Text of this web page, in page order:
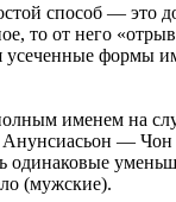
способ — это
от него
формы
именем на
—
одинаковые
(мужские).